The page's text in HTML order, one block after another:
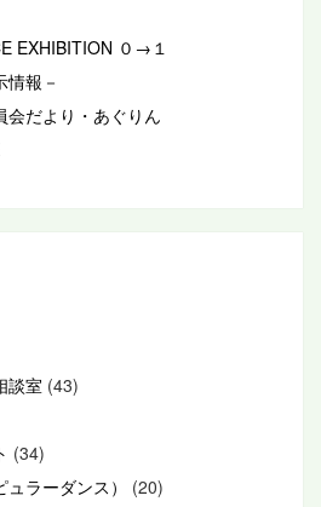
EXHIBITION ０→１
報－
会だより・あぐりん
談室 (43)
(34)
ラーダンス）
(20)